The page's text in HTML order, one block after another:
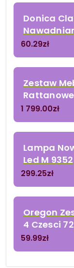
Donica
60.29zł
Zestaw
1 799.00zł
Lampa
Led M 9352
299.25zł
Oregon
4 Czesci
59.99zł